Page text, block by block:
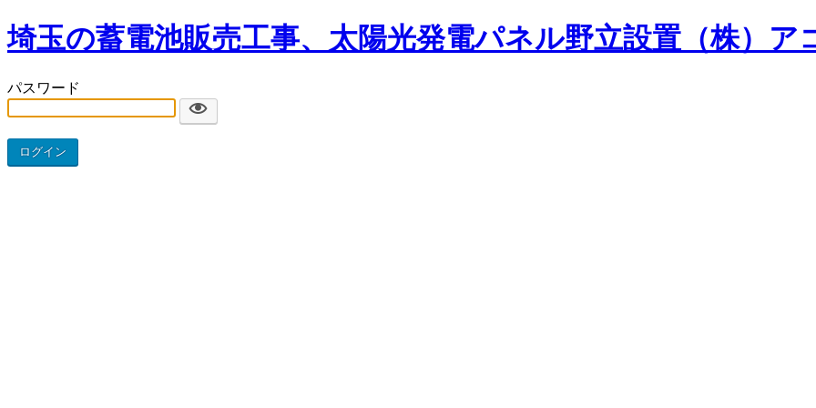
埼玉の蓄電池販売工事、太陽光発電パネル野立設置（株）ア
パスワード